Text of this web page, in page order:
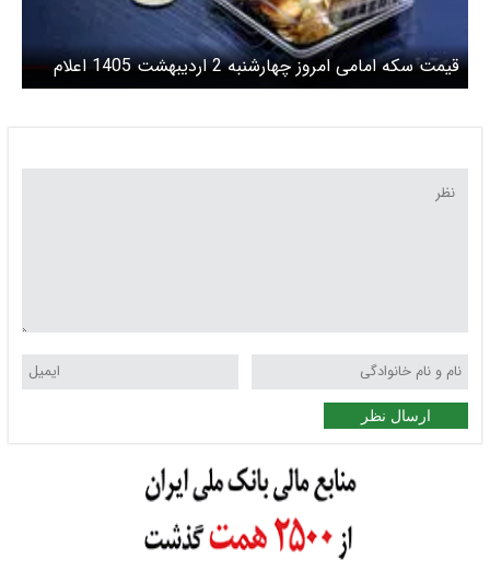
قیمت سکه امامی امروز چهارشنبه 2 اردیبهشت 1405 اعلام
شد
ارسال نظر